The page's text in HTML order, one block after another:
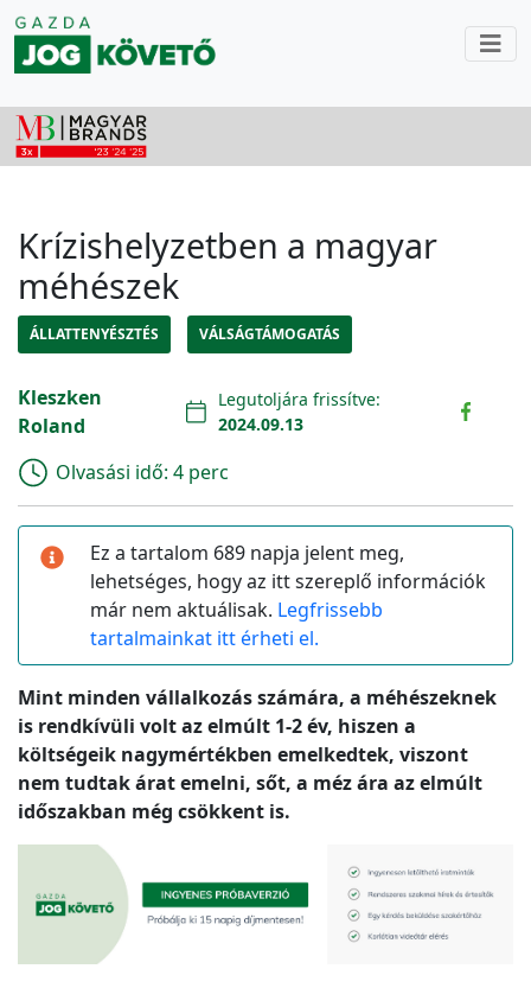
Krízishelyzetben a magyar
méhészek
ÁLLATTENYÉSZTÉS VÁLSÁGTÁMOGATÁS
Kleszken
Roland
Legutoljára frissítve:
2024.09.13
Olvasási idő: 4 perc
Ez a tartalom 689 napja jelent meg,
lehetséges, hogy az itt szereplő információk
már nem aktuálisak. Legfrissebb
tartalmainkat itt érheti el.
Mint minden vállalkozás számára, a méhészeknek
is rendkívüli volt az elmúlt 1-2 év, hiszen a
költségeik nagymértékben emelkedtek, viszont
nem tudtak árat emelni, sőt, a méz ára az elmúlt
időszakban még csökkent is.